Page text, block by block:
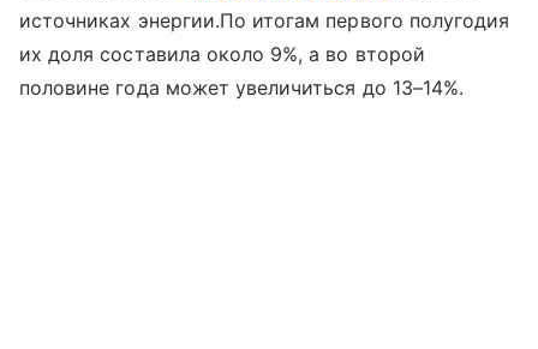
источниках энергии.По итогам первого полугодия
их доля составила около 9%, а во второй
половине года может увеличиться до 13–14%.